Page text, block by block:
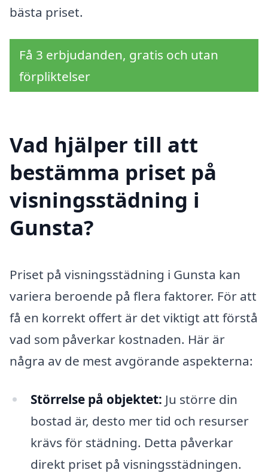
bästa priset.
Få 3 erbjudanden, gratis och utan
förpliktelser
Vad hjälper till att
bestämma priset på
visningsstädning i
Gunsta?
Priset på visningsstädning i Gunsta kan
variera beroende på flera faktorer. För att
få en korrekt offert är det viktigt att förstå
vad som påverkar kostnaden. Här är
några av de mest avgörande aspekterna:
Störrelse på objektet: Ju större din
bostad är, desto mer tid och resurser
krävs för städning. Detta påverkar
direkt priset på visningsstädningen.